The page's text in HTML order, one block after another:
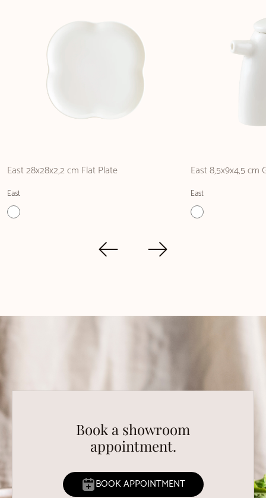
East 28x28x2,2 cm Flat Plate
East
East 8,5x9x4,5 cm
East
Book a showroom
appointment.
BOOK APPOINTMENT